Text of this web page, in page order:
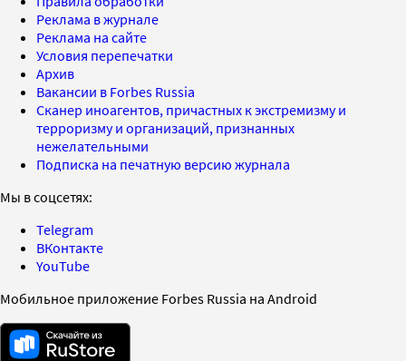
Реклама в журнале
Реклама на сайте
Условия перепечатки
Архив
Вакансии в Forbes Russia
Сканер иноагентов, причастных к экстремизму и
терроризму и организаций, признанных
нежелательными
Подписка на печатную версию журнала
Мы в соцсетях:
Telegram
ВКонтакте
YouTube
Мобильное приложение Forbes Russia на Android